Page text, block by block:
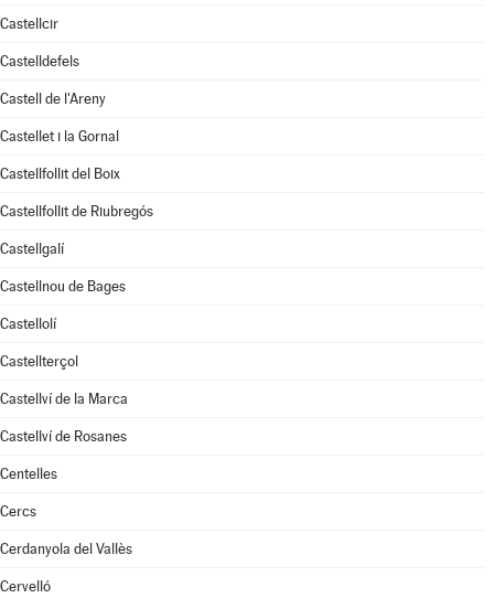
Castellcir
Castelldefels
Castell de l'Areny
Castellet i la Gornal
Castellfollit del Boix
Castellfollit de Riubregós
Castellgalí
Castellnou de Bages
Castellolí
Castellterçol
Castellví de la Marca
Castellví de Rosanes
Centelles
Cercs
Cerdanyola del Vallès
Cervelló